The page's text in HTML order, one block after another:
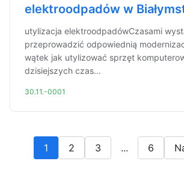
elektroodpadów w
utylizacja elektroodpadówCzasami
przeprowadzić odpowiednią
wątek jak utylizować sprzęt
dzisiejszych czas...
30.11.-0001
1 2 3 ... 6